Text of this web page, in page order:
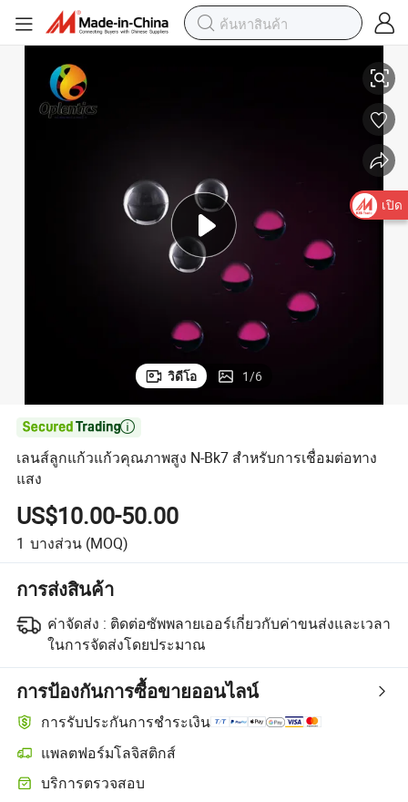
วิดีโอ 1/6

เลนส์ลูกแก้วแก้วคุณภาพสูง N-Bk7 สำหรับการเชื่อมต่อทาง
แสง
US$10.00-50.00
1 บางส่วน (MOQ)
การส่งสินค้า
ค่าจัดส่ง : ติดต่อซัพพลายเออร์เกี่ยวกับค่าขนส่งและเวลา
ในการจัดส่งโดยประมาณ
การป้องกันการซื้อขายออนไลน์
การรับประกันการชำระเงิน
แพลตฟอร์มโลจิสติกส์
การติดตามการจัดส่งที่ชัดเจนยิ่งขึ้นด้วยการขนส่งที่รองรับโดยแพลตฟอ
บริการตรวจสอบ
การตรวจสอบก่อนการจัดส่งแบบเลือกได้สำหรับการตรวจสอบคุณภาพ
เปิด